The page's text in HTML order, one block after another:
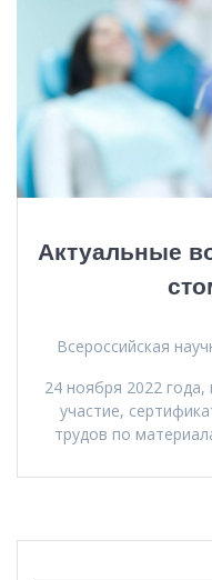
Актуальные
Всероссийская
24 ноября 2022
участие,
трудов по